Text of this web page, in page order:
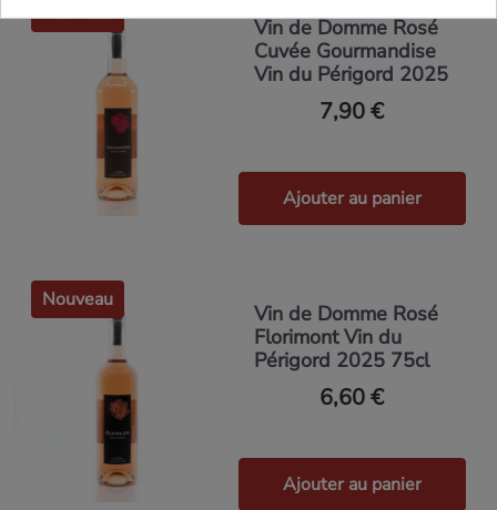
Vin de Domme Rosé
Cuvée Gourmandise
Vin du Périgord 2025
7,90 €
Ajouter au panier
Nouveau
Vin de Domme Rosé
Florimont Vin du
Périgord 2025 75cl
6,60 €
Ajouter au panier
Nouveau